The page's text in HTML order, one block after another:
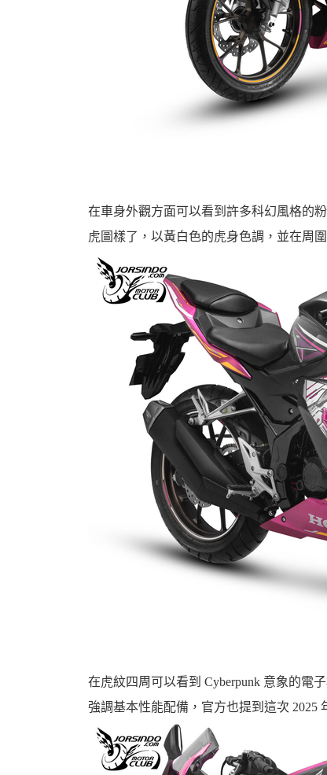
車
網
在車身外觀方面可以看到許多科幻風格的
虎圖樣了，以黃白色的虎身色調，並在周
在虎紋四周可以看到 Cyberpunk 意象的電
強調基本性能配備，官方也提到這次 2025